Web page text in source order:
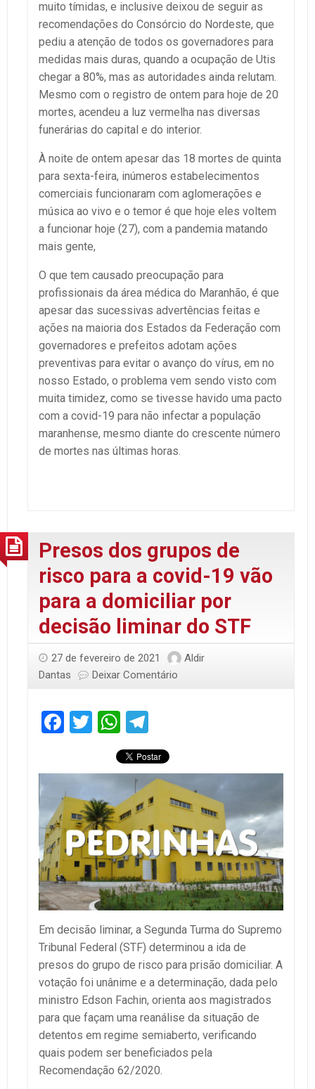
muito tímidas, e inclusive deixou de seguir as
recomendações do Consórcio do Nordeste, que
pediu a atenção de todos os governadores para
medidas mais duras, quando a ocupação de Utis
chegar a 80%, mas as autoridades ainda relutam.
Mesmo com o registro de ontem para hoje de 20
mortes, acendeu a luz vermelha nas diversas
funerárias do capital e do interior.
À noite de ontem apesar das 18 mortes de quinta
para sexta-feira, inúmeros estabelecimentos
comerciais funcionaram com aglomerações e
música ao vivo e o temor é que hoje eles voltem
a funcionar hoje (27), com a pandemia matando
mais gente,
O que tem causado preocupação para
profissionais da área médica do Maranhão, é que
apesar das sucessivas advertências feitas e
ações na maioria dos Estados da Federação com
governadores e prefeitos adotam ações
preventivas para evitar o avanço do vírus, em no
nosso Estado, o problema vem sendo visto com
muita timidez, como se tivesse havido uma pacto
com a covid-19 para não infectar a população
maranhense, mesmo diante do crescente número
de mortes nas últimas horas.
Presos dos grupos de
risco para a covid-19 vão
para a domiciliar por
decisão liminar do STF
27 de fevereiro de 2021
Aldir
Dantas
Deixar Comentário
Facebook
TwitterWhatsApp
Em decisão liminar, a Segunda Turma do Supremo
Tribunal Federal (STF) determinou a ida de
presos do grupo de risco para prisão domiciliar. A
votação foi unânime e a determinação, dada pelo
ministro Edson Fachin, orienta aos magistrados
para que façam uma reanálise da situação de
detentos em regime semiaberto, verificando
quais podem ser beneficiados pela
Recomendação 62/2020.